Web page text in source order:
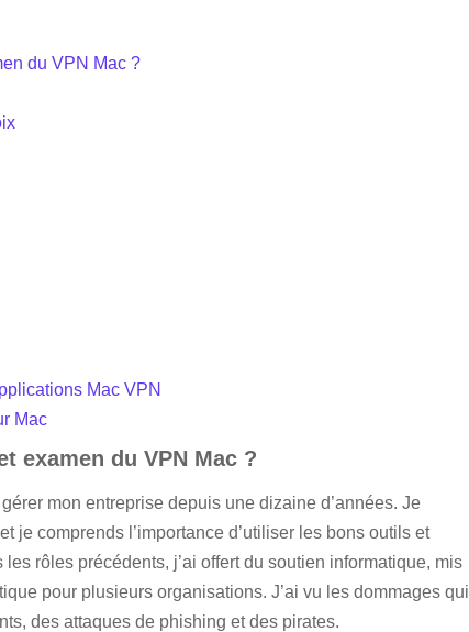
du VPN Mac ?
Mac VPN
Mac
examen du VPN Mac ?
mon entreprise depuis une dizaine d’années. Je
je comprends l’importance d’utiliser les bons outils et
rôles précédents, j’ai offert du soutien informatique, mis
pour plusieurs organisations. J’ai vu les dommages qui
des attaques de phishing et des pirates.